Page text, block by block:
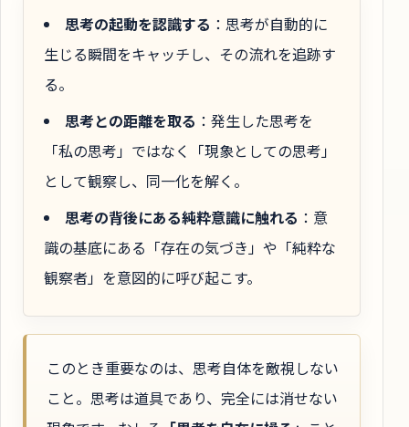
思考の起動を認識する ：思考が自動的に
生じる瞬間をキャッチし、その流れを追跡す
る。
思考との距離を取る ：発生した思考を
「私の思考」ではなく「現象としての思考」
として観察し、同一化を解く。
思考の背後にある純粋意識に触れる ：意
識の基底にある「存在の気づき」や「純粋な
観察者」を意図的に呼び起こす。
このとき重要なのは、思考自体を敵視しない
こと。思考は道具であり、完全には消せない